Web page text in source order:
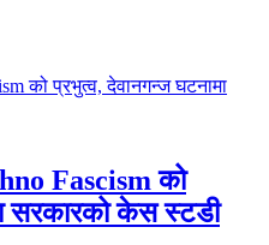
Fascism को
सरकारको केस स्टडी